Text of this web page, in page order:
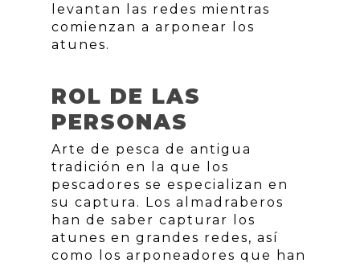
levantan las redes mientras
comienzan a arponear los
atunes.
ROL DE LAS
PERSONAS
Arte de pesca de antigua
tradición en la que los
pescadores se especializan en
su captura. Los almadraberos
han de saber capturar los
atunes en grandes redes, así
como los arponeadores que han